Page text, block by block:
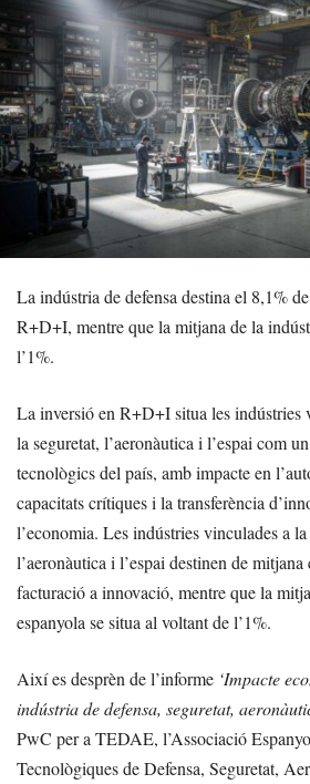
La indústria de defensa destina el 8,1%
R+D+I, mentre que la mitjana de la
l’1%.
La inversió en R+D+I situa les indústries
la seguretat, l’aeronàutica i l’espai com
tecnològics del país, amb impacte en
capacitats crítiques i la transferència
l’economia. Les indústries vinculades a
l’aeronàutica i l’espai destinen de
facturació a innovació, mentre que la
espanyola se situa al voltant de l’1%.
Així es desprèn de l’informe ‘Impacte
indústria de defensa, seguretat,
PwC per a TEDAE, l’Associació
Tecnològiques de Defensa, Seguretat,